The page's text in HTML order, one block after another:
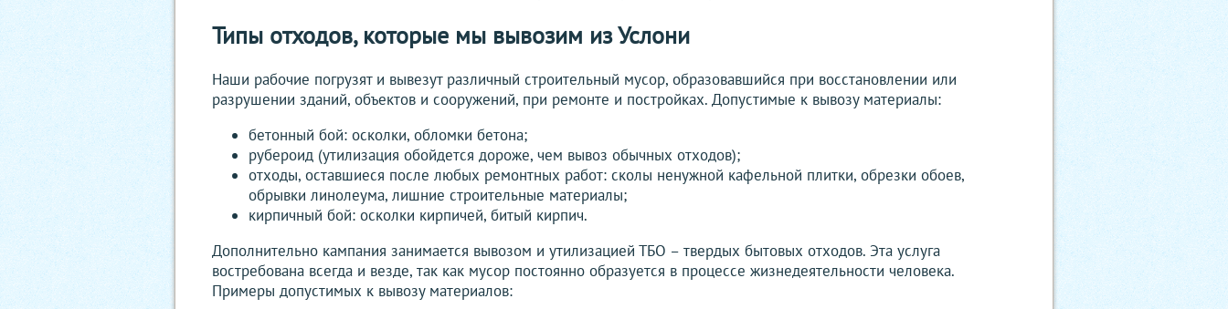
Типы отходов, которые мы вывозим из Услони
Наши рабочие погрузят и вывезут различный строительный мусор, образовавшийся при восстановлении или
разрушении зданий, объектов и сооружений, при ремонте и постройках. Допустимые к вывозу материалы:
бетонный бой: осколки, обломки бетона;
рубероид (утилизация обойдется дороже, чем вывоз обычных отходов);
отходы, оставшиеся после любых ремонтных работ: сколы ненужной кафельной плитки, обрезки обоев,
обрывки линолеума, лишние строительные материалы;
кирпичный бой: осколки кирпичей, битый кирпич.
Дополнительно кампания занимается вывозом и утилизацией ТБО – твердых бытовых отходов. Эта услуга
востребована всегда и везде, так как мусор постоянно образуется в процессе жизнедеятельности человека.
Примеры допустимых к вывозу материалов: